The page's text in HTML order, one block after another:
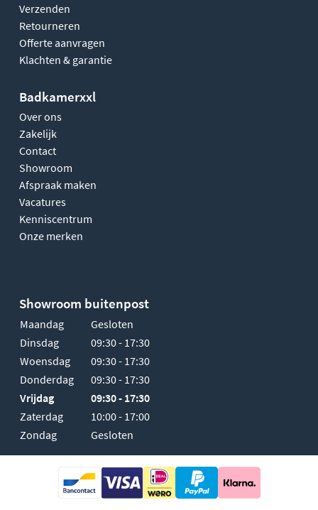
Verzenden
Retourneren
Offerte aanvragen
Klachten & garantie
Badkamerxxl
Over ons
Zakelijk
Contact
Showroom
Afspraak maken
Vacatures
Kenniscentrum
Onze merken
Showroom buitenpost
Maandag
Gesloten
Dinsdag
09:30 - 17:30
Woensdag
09:30 - 17:30
Donderdag
09:30 - 17:30
Vrijdag
09:30 - 17:30
Zaterdag
10:00 - 17:00
Zondag
Gesloten